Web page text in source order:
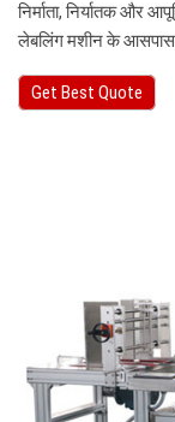
निर्माता, निर्यातक और
लेबलिंग मशीन के
Get Best Quote